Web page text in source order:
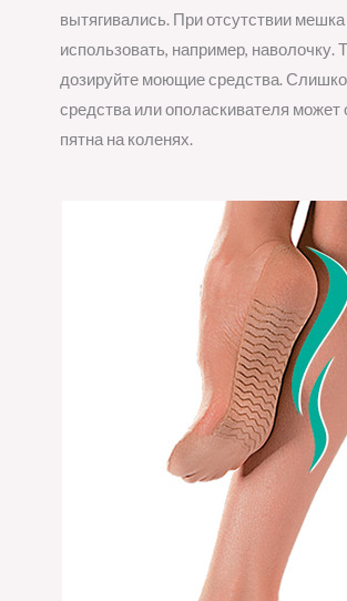
вытягивались. При отсутствии
использовать, например, наволочку.
дозируйте моющие средства.
средства или ополаскивателя может
пятна на коленях.